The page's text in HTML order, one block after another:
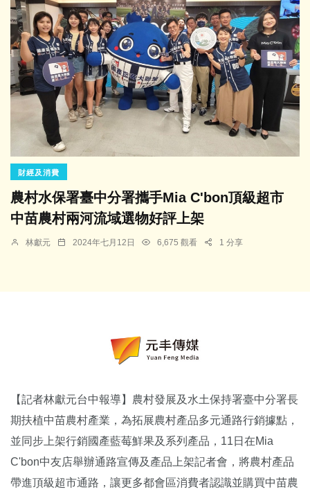
財經及消費
農村水保署臺中分署攜手Mia C'bon頂級超市
中苗農村兩河流域選物好評上架
林獻元 2024年七月12日 6,675 觀看 1 分享
【記者林獻元台中報導】農村發展及水土保持署臺中分署長
期扶植中苗農村產業，為拓展農村產品多元通路行銷據點，
並同步上架行銷國產藍莓鮮果及系列產品，11日在Mia
C'bon中友店舉辦通路宣傳及產品上架記者會，將農村產品
帶進頂級超市通路，讓更多都會區消費者認識並購買中苗農